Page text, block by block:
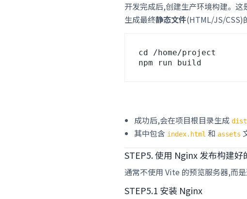
开发完成后,创建生产环境构建。
生成最终静态文件(HTML/JS/CSS)
cd /home/project
成功后,会在项目根目录生成dist
其中包含 index.html 和 assets
STEP5. 使用 Nginx 发布构建好
通常不使用 Vite 的预览服务器,而
STEP5.1 安装 Nginx